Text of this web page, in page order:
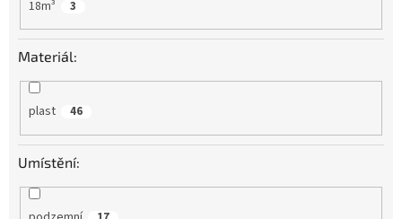
18m³ 3
Materiál:
plast 46
Umístění: